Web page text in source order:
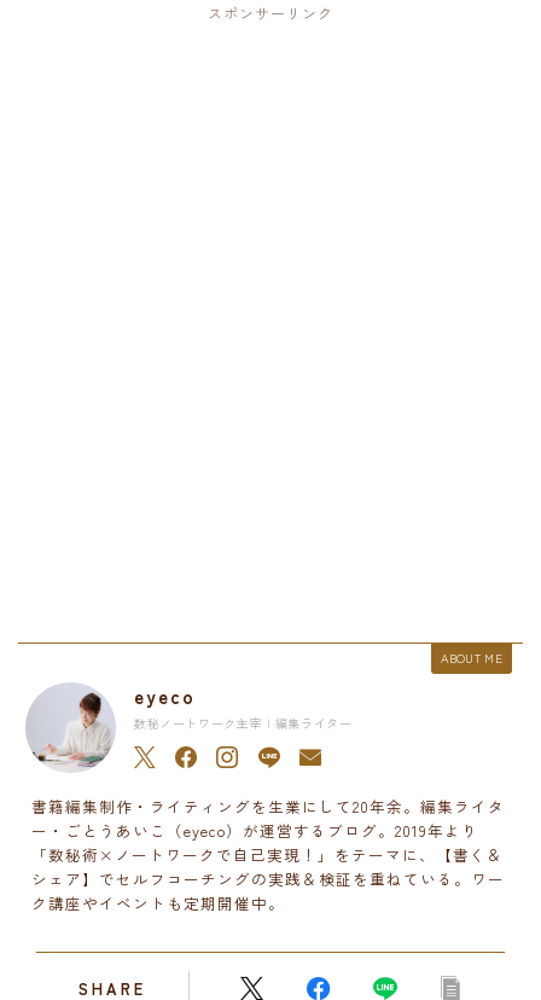
スポンサーリンク
ABOUT ME
eyeco
数秘ノートワーク主宰 | 編集ライター
書籍編集制作・ライティングを生業にして20年余。編集ライタ
ー・ごとうあいこ（eyeco）が運営するブログ。2019年より
「数秘術×ノートワークで自己実現！」をテーマに、【書く＆
シェア】でセルフコーチングの実践＆検証を重ねている。ワー
ク講座やイベントも定期開催中。
SHARE